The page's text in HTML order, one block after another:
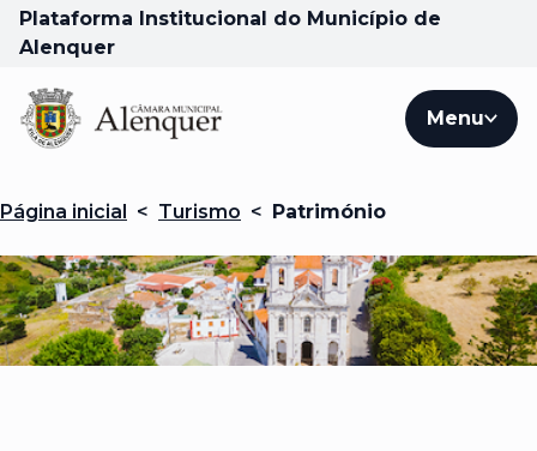
Plataforma Institucional do Município de
Alenquer
Menu
Página inicial < Turismo < Património